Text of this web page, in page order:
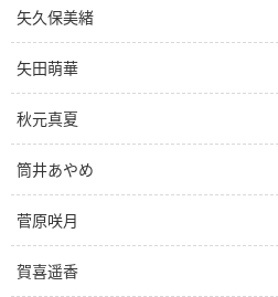
矢久保美緒
矢田萌華
秋元真夏
筒井あやめ
菅原咲月
賀喜遥香